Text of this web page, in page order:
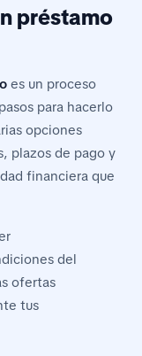
préstamo
es un proceso
para hacerlo
opciones
plazos de pago y
financiera que
del
ofertas
tus